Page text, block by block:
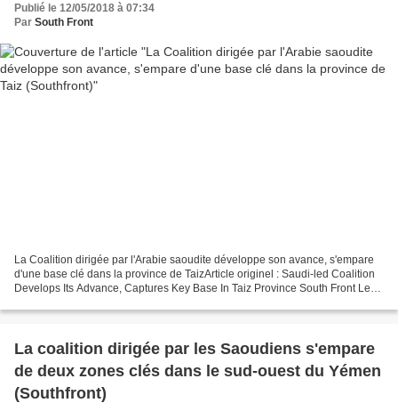
Publié le 12/05/2018 à 07:34
Par South Front
La Coalition dirigée par l'Arabie saoudite développe son avance, s'empare
d'une base clé dans la province de TaizArticle originel : Saudi-led Coalition
Develops Its Advance, Captures Key Base In Taiz Province South Front Le
La coalition dirigée par les Saoudiens s'empare
de deux zones clés dans le sud-ouest du Yémen
(Southfront)